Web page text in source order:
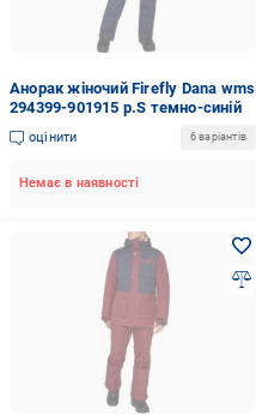
Анорак жіночий Firefly Dana wms
294399-901915 р.S темно-синій
оцінити 6 варіантів
Немає в наявності